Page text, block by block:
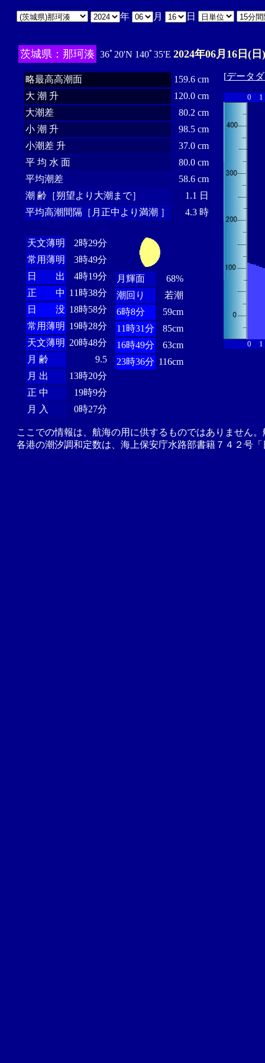
年 月 日
茨城県：那珂湊 36ﾟ20'N 140ﾟ35'E 2024年06月16日(日)
略最高高潮面
159.6 cm
大 潮 升
120.0 cm
大潮差
80.2 cm
小 潮 升
98.5 cm
小潮差 升
37.0 cm
平 均 水 面
80.0 cm
平均潮差
58.6 cm
潮 齢［朔望より大潮まで］
1.1 日
平均高潮間隔［月正中より満潮 ］
4.3 時
天文薄明
2時29分
常用薄明
3時49分
日 出
4時19分
正 中 11時38分
日 没 18時58分
常用薄明 19時28分
天文薄明 20時48分
月 齢
9.5
月 出
13時20分
正 中
19時9分
月 入
0時27分
月輝面
68%
潮回り
若潮
6時8分
59cm
11時31分
85cm
16時49分
63cm
23時36分 116cm
[データ
0 1
0 1
ここでの情報は、航海の用に供するものではありません
各港の潮汐調和定数は、海上保安庁水路部書籍７４２号